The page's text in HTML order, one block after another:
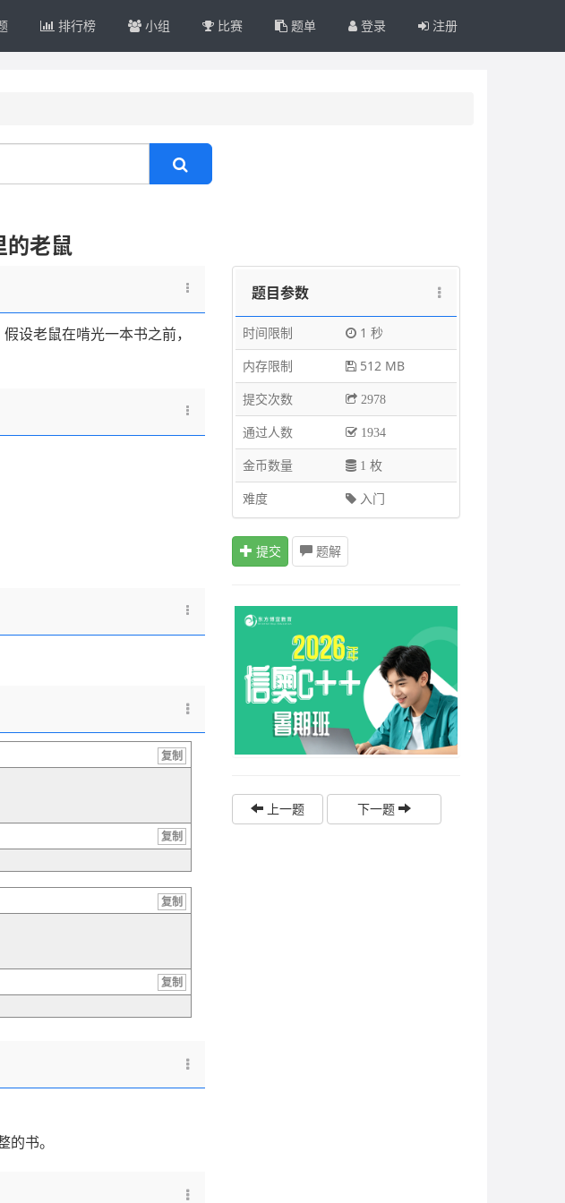
排行榜 小组 比赛 题单 登录 注册
的老鼠
设老鼠在啃光一本书之前，
复制
复制
复制
复制
书。
题目参数
时间限制
1 秒
内存限制
512 MB
提交次数
2978
通过人数 1934
金币数量 1 枚
难度 入门
提交 题解
上一题 下一题